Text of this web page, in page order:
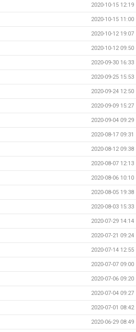
2020-10-15 12:19
2020-10-15 11:00
2020-10-12 19:07
2020-10-12 09:50
2020-09-30 16:33
2020-09-25 15:53
2020-09-24 12:50
2020-09-09 15:27
2020-09-04 09:29
2020-08-17 09:31
2020-08-12 09:38
2020-08-07 12:13
2020-08-06 10:10
2020-08-05 19:38
2020-08-03 15:33
2020-07-29 14:14
2020-07-21 09:24
2020-07-14 12:55
2020-07-07 09:00
2020-07-06 09:20
2020-07-04 09:27
2020-07-01 08:42
2020-06-29 08:49